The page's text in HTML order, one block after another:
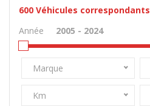
600 Véhicules correspondants
Année
Marque
Km